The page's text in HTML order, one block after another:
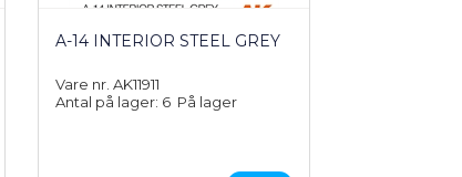
A-14 INTERIOR STEEL GREY
Vare nr. AK11911
Antal på lager: 6 På lager